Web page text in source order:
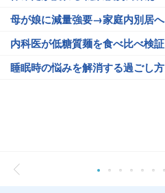
母が娘に減量強要→家庭内別居へ
内科医が低糖質麺を食べ比べ検証
睡眠時の悩みを解消する過ごし方